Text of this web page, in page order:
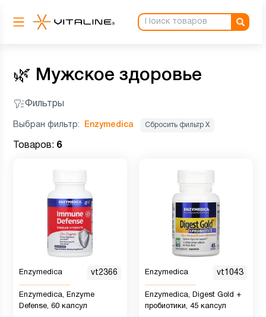
🌿 Мужское здоровье
Фильтры
Выбран фильтр: Enzymedica Сбросить фильтр Х
Товаров: 6
Enzymedica vt2366
Enzymedica, Enzyme
Defense, 60 капсул
Enzymedica vt1043
Enzymedica, Digest Gold +
пробиотики, 45 капсул